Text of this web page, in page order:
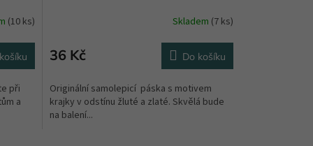
(10 ks)
při
a
Skladem (7 ks)
36 Kč Do košíku
Originální samolepicí páska s motivem
krajky v odstínu žluté a zlaté. Skvělá bude
na balení...